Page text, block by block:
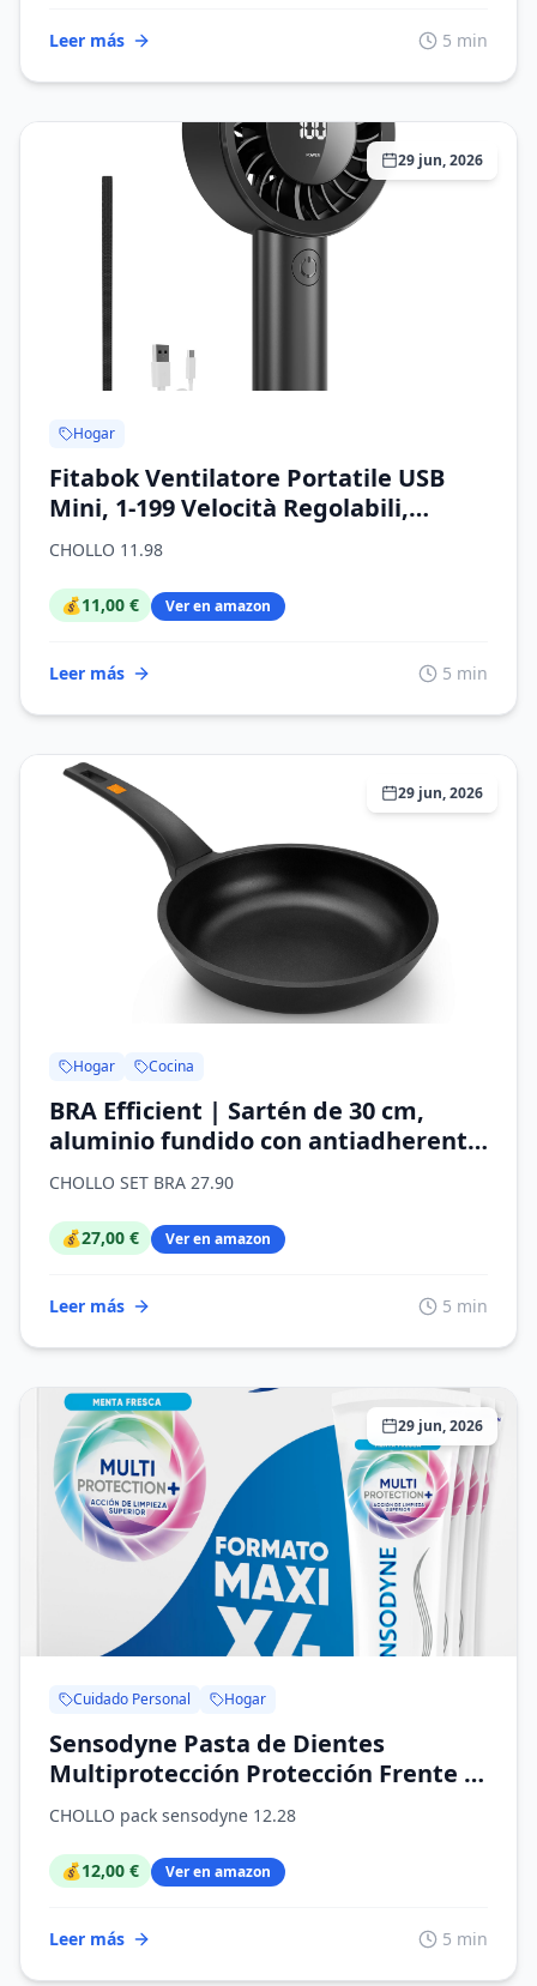
Leer más 5 min
29 jun, 2026
Hogar
Fitabok Ventilatore Portatile USB
Mini, 1-199 Velocità Regolabili,
Schermo LED, Batteria 4000mAh
Regolabile, Ventola da Scrivania per
Casa/Ufficio/Viaggio/Esterno, Rega
CHOLLO 11.98
💰11,00 € Ver en amazon
Leer más 5 min
29 jun, 2026
Hogar Cocina
BRA Efficient | Sartén de 30 cm,
aluminio fundido con antiadherente
Platinum Plus, apta para todo tipo
de PFOA
CHOLLO SET BRA 27.90
💰27,00 € Ver en amazon
Leer más 5 min
29 jun, 2026
Cuidado Personal Hogar
Sensodyne Pasta de Dientes
Multiprotección Protección Frente a
la Sensibilidad Dental + Cuidado
Diario, Pack 4x75 ml
CHOLLO pack sensodyne 12.28
💰12,00 € Ver en amazon
Leer más 5 min